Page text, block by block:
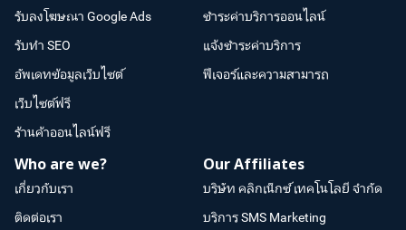
รับลงโฆษณา Google Ads
รับทำ SEO
อัพเดทข้อมูลเว็บไซต์
เว็บไซต์ฟรี
ร้านค้าออนไลน์ฟรี
ชำระค่าบริการออนไลน์
แจ้งชำระค่าบริการ
ฟีเจอร์และความสามารถ
Who are we?
เกี่ยวกับเรา
ติดต่อเรา
Our Affiliates
บริษัท คลิกเน็กซ์ เทคโนโลยี จำกัด
บริการ SMS Marketing